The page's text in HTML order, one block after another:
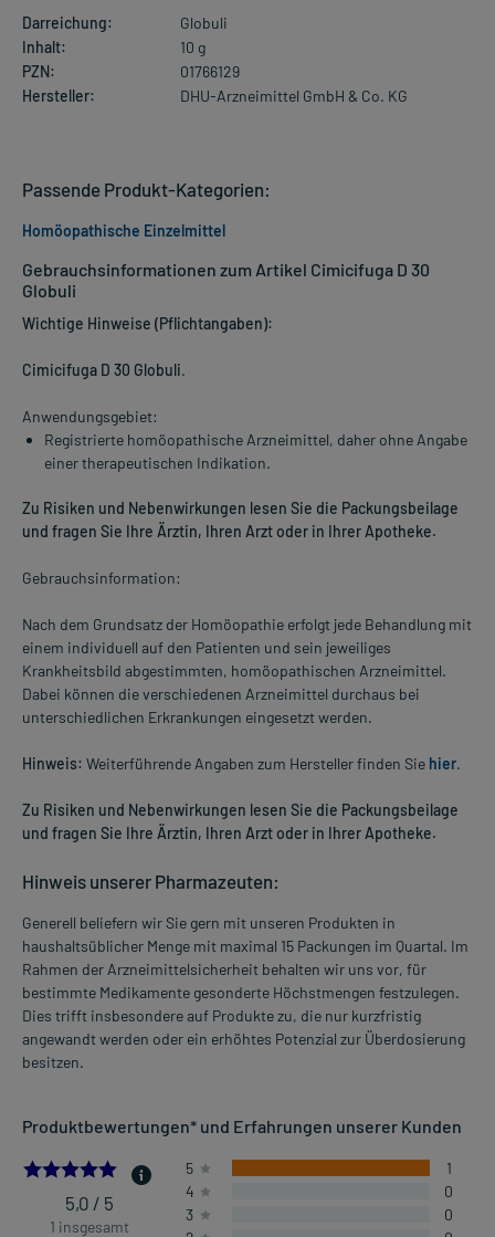
Darreichung:
Globuli
Inhalt:
10 g
PZN:
01766129
Hersteller:
DHU-Arzneimittel GmbH & Co. KG
Gebrauchsinformationen zum Artikel Cimicifuga D 30
Globuli
Wichtige Hinweise (Pflichtangaben):
Cimicifuga D 30 Globuli.
Anwendungsgebiet:
Registrierte homöopathische Arzneimittel, daher ohne Angabe
einer therapeutischen Indikation.
Zu Risiken und Nebenwirkungen lesen Sie die Packungsbeilage
und fragen Sie Ihre Ärztin, Ihren Arzt oder in Ihrer Apotheke.
Gebrauchsinformation:
Nach dem Grundsatz der Homöopathie erfolgt jede Behandlung mit
einem individuell auf den Patienten und sein jeweiliges
Krankheitsbild abgestimmten, homöopathischen Arzneimittel.
Dabei können die verschiedenen Arzneimittel durchaus bei
unterschiedlichen Erkrankungen eingesetzt werden.
Hinweis: Weiterführende Angaben zum Hersteller finden Sie hier.
Zu Risiken und Nebenwirkungen lesen Sie die Packungsbeilage
und fragen Sie Ihre Ärztin, Ihren Arzt oder in Ihrer Apotheke.
Hinweis unserer Pharmazeuten:
Generell beliefern wir Sie gern mit unseren Produkten in
haushaltsüblicher Menge mit maximal 15 Packungen im Quartal. Im
Rahmen der Arzneimittelsicherheit behalten wir uns vor, für
bestimmte Medikamente gesonderte Höchstmengen festzulegen.
Dies trifft insbesondere auf Produkte zu, die nur kurzfristig
angewandt werden oder ein erhöhtes Potenzial zur Überdosierung
besitzen.
Produktbewertungen* und Erfahrungen unserer Kunden
5.0
5,0 / 5
1 insgesamt
5
1
4
0
3
0
Passende Produkt-Kategorien:
Homöopathische Einzelmittel